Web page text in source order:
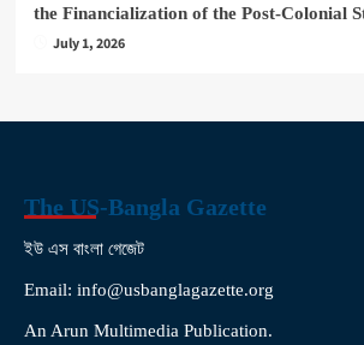
the Financialization of the Post-Colonial
July 1, 2026
The US-Bangla Gazette
ইউ এস বাংলা গেজেট
Email: info@usbanglagazette.org
An Arun Multimedia Publication.